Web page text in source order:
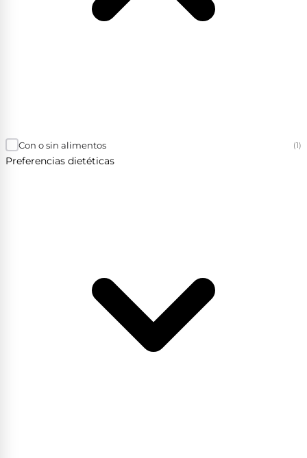
Con o sin alimentos (1)
Preferencias dietéticas